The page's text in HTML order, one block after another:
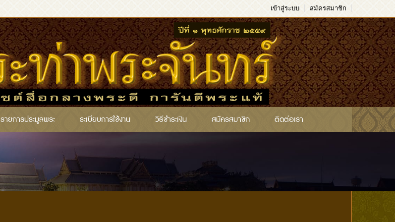
เข้าสู่ระบบ สมัครสมาชิก
รายการประมูลพระ ระเบียบการใช้งาน วิธีชำระเงิน สมัครสมาชิก ติดต่อเรา